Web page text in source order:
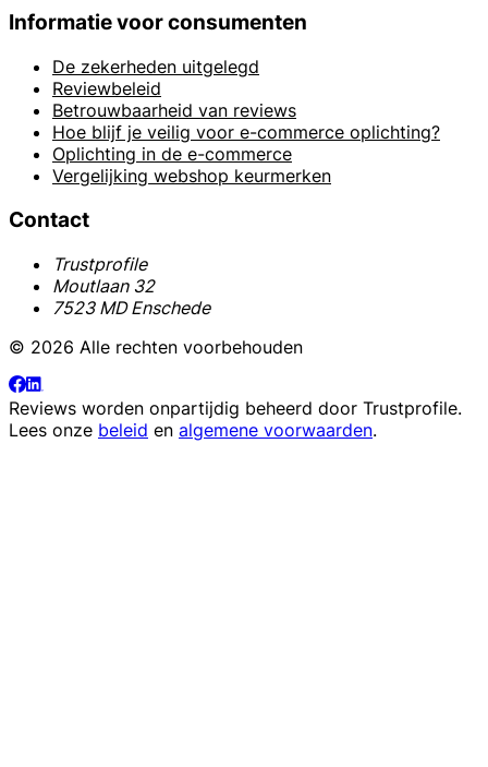
Informatie voor consumenten
De zekerheden uitgelegd
Reviewbeleid
Betrouwbaarheid van reviews
Hoe blijf je veilig voor e-commerce oplichting?
Oplichting in de e-commerce
Vergelijking webshop keurmerken
Contact
Trustprofile
Moutlaan 32
7523 MD Enschede
© 2026 Alle rechten voorbehouden
Reviews worden onpartijdig beheerd door Trustprofile.
Lees onze beleid en algemene voorwaarden.